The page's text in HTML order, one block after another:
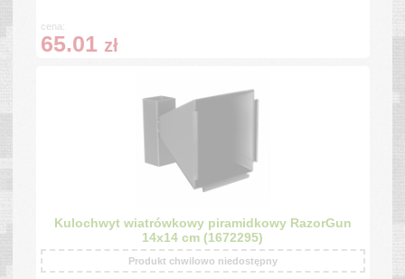
cena:
65.01 zł
Kulochwyt wiatrówkowy piramidkowy RazorGun
14x14 cm (1672295)
Produkt chwilowo niedostępny